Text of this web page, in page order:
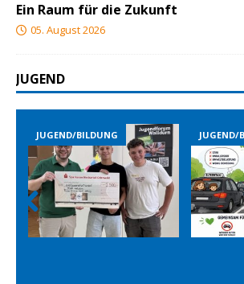
Ein Raum für die Zukunft
05. August 2026
JUGEND
BILDUNG JUGEND/BILDUNG
Prev
ious